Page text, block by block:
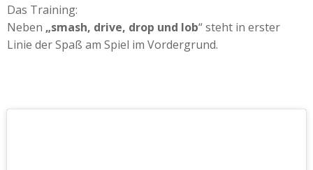
Das Training:
Neben „smash, drive, drop und lob“ steht in erster
Linie der Spaß am Spiel im Vordergrund.